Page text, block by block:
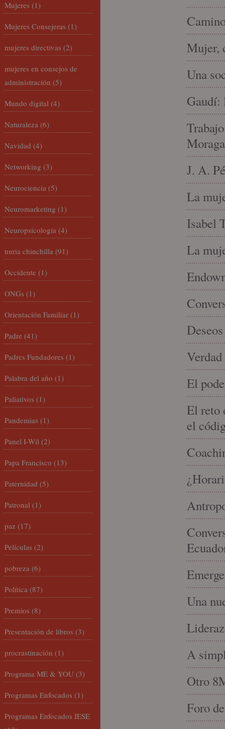
Mujer,
Una
Gaudí:
J. A.
La
Isabel
La
El
El reto
el
Una
A
Otro
Foro
Mujeres (1)
Mujeres Consejeras (1)
mujeres directivas (2)
mujeres en consejos de
administración (5)
Mundo digital (4)
Naturaleza (6)
Navidad (4)
Networking (3)
Neurociencia (5)
Neuromarketing (1)
Neuropsicología (4)
nuria chinchilla (91)
Occidente (1)
ONGs (1)
Orientación Familiar (1)
Padre (41)
Padres Fundadores (1)
Palabra del año (1)
Paliativos (1)
Pandemias (1)
Panel I-Wil (2)
Papa Francisco (13)
Paternidad (5)
Patronal (1)
paz (17)
Películas (2)
pobreza (6)
Política (87)
Premios (8)
Presentación de libros (3)
procrastinación (1)
Programa ME & YOU (3)
Programas Enfocados (1)
Programas Enfocados IESE